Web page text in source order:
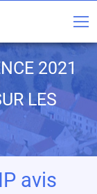
2021
LES
avis